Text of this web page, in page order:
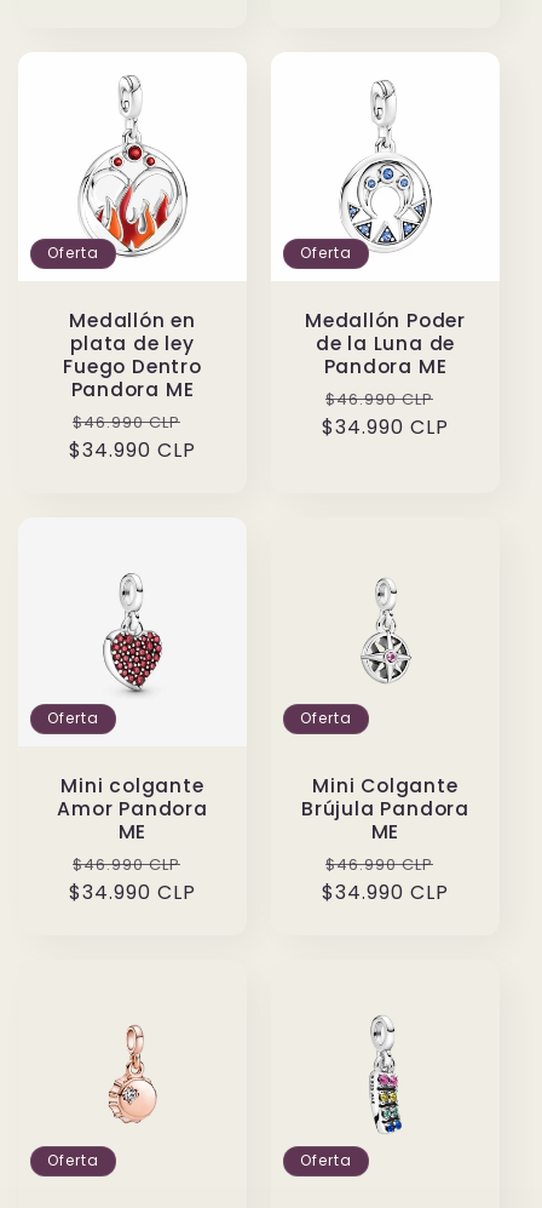
Oferta
Medallón en
plata de ley
Fuego Dentro
Pandora ME
Precio
habitual
$46.990 CLP
de
$34.990 CLP
Oferta
Medallón Poder
de la Luna de
Pandora ME
Precio
habitual
$46.990 CLP
de
$34.990 CLP
Oferta
Mini colgante
Amor Pandora
ME
Precio
habitual
$46.990 CLP
de
$34.990 CLP
Oferta
Mini Colgante
Brújula Pandora
ME
Precio
habitual
$46.990 CLP
de
$34.990 CLP
Oferta Oferta